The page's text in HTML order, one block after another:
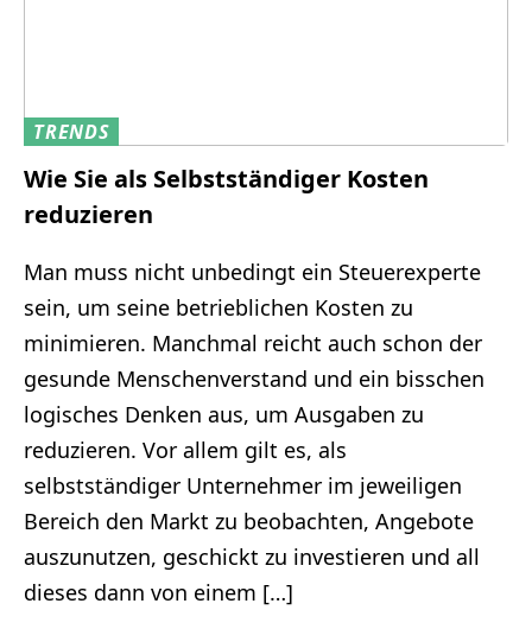
TRENDS
Wie Sie als Selbstständiger Kosten
reduzieren
Man muss nicht unbedingt ein Steuerexperte
sein, um seine betrieblichen Kosten zu
minimieren. Manchmal reicht auch schon der
gesunde Menschenverstand und ein bisschen
logisches Denken aus, um Ausgaben zu
reduzieren. Vor allem gilt es, als
selbstständiger Unternehmer im jeweiligen
Bereich den Markt zu beobachten, Angebote
auszunutzen, geschickt zu investieren und all
dieses dann von einem […]